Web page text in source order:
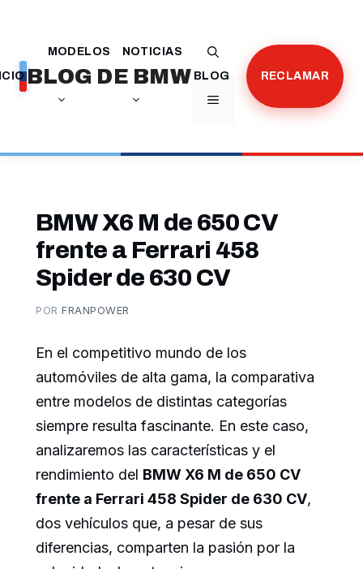
contenido
BLOG DE BMW
MENÚ
MODELOS
NOTICIAS
BLOG
RECLAMAR
BMW X6 M de 650 CV
frente a Ferrari 458
Spider de 630 CV
PORFRANPOWER
En el competitivo mundo de los
automóviles de alta gama, la comparativa
entre modelos de distintas categorías
siempre resulta fascinante. En este caso,
analizaremos las características y el
rendimiento del BMW X6 M de 650 CV
frente a Ferrari 458 Spider de 630 CV,
dos vehículos que, a pesar de sus
diferencias, comparten la pasión por la